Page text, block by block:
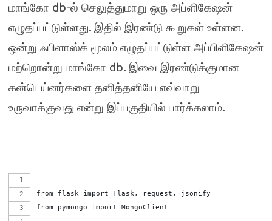
மாங்கோ db-ல் செலுத்துமாறு ஒரு அப்ளிகேஷன்
எழுதப்பட்டுள்ளது. இதில் இரண்டு கூறுகள் உள்ளன.
ஒன்று ஃபிளாஸ்க் மூலம் எழுதப்பட்டுள்ள அப்பிளிகேஷன்
மற்றொன்று மாங்கோ db. இவை இரண்டுக்குமான
கன்டெய்னர்களை தனித்தனியே எவ்வாறு
உருவாக்குவது என்று இப்பகுதியில் பார்க்கலாம்.
from flask import Flask, request, jsonify
from pymongo import MongoClient